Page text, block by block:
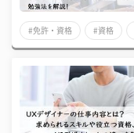
#免許・資格 #資格